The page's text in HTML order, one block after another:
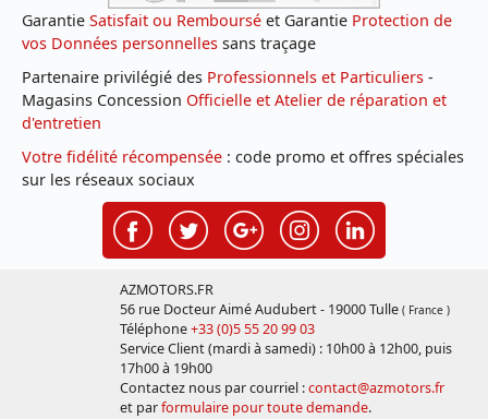
Garantie Satisfait ou Remboursé et Garantie Protection de
vos Données personnelles sans traçage
Partenaire privilégié des Professionnels et Particuliers -
Magasins Concession Officielle et Atelier de réparation et
d'entretien
Votre fidélité récompensée : code promo et offres spéciales
sur les réseaux sociaux
AZMOTORS.FR
56 rue Docteur Aimé Audubert - 19000 Tulle ( France )
Téléphone+33 (0)5 55 20 99 03
Service Client (mardi à samedi) : 10h00 à 12h00, puis
17h00 à 19h00
Contactez nous par courriel :contact@azmotors.fr
et parformulaire pour toute demande.